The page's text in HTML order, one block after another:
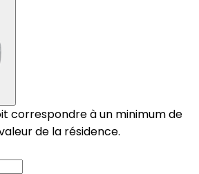
correspondre à un minimum de
de la résidence.